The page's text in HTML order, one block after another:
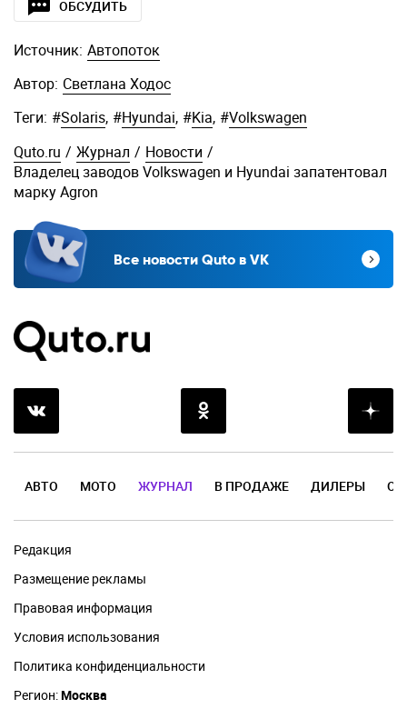
ОБСУДИТЬ
Источник: Автопоток
Автор: Светлана Ходос
Теги: #Solaris, #Hyundai, #Kia, #Volkswagen
Quto.ru / Журнал / Новости /
Владелец заводов Volkswagen и Hyundai запатентовал
марку Agron
Все новости Quto в VK
АВТО МОТО ЖУРНАЛ В ПРОДАЖЕ ДИЛЕРЫ
Редакция
Размещение рекламы
Правовая информация
Условия использования
Политика конфиденциальности
Регион:Москва